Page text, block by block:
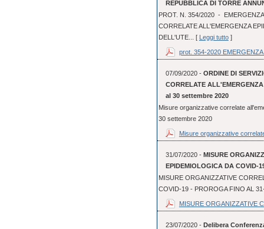
REPUBBLICA DI TORRE
PROT. N. 354/2020 -
CORRELATE ALL'EMERGENZA
DELL'UTE... [ Leggi tutto]
prot. 354-2020
07/09/2020 - ORDINE DI
CORRELATE
al 30 settembre 2020
Misure organizzative correlate
30 settembre 2020
Misure organizzative
31/07/2020 - MISURE
EPIDEMIOLOGICA DA COVID-
MISURE ORGANIZZATIVE
COVID-19 - PROROGA FINO AL
MISURE ORGANIZZATIVE
23/07/2020 - Delibera